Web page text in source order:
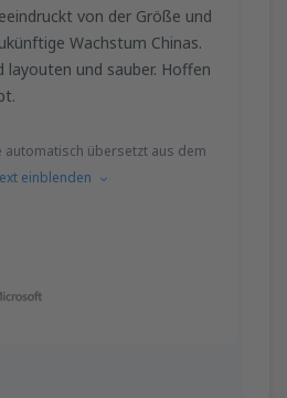
von der Größe und
Wachstum Chinas.
layouten und sauber. Hoffen
automatisch übersetzt aus dem
einblenden